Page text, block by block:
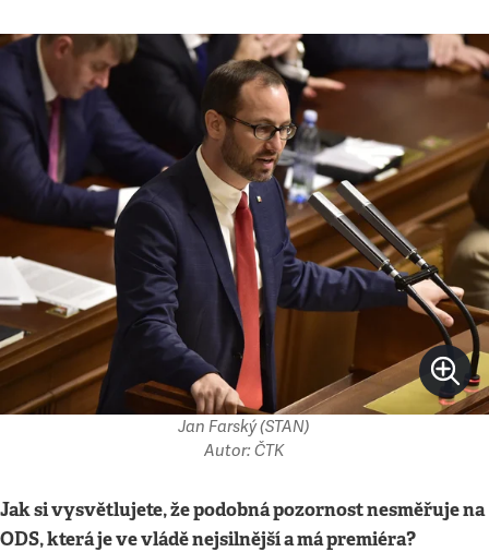
Jan Farský (STAN)
Autor: ČTK
Jak si vysvětlujete, že podobná pozornost nesměřuje na
ODS, která je ve vládě nejsilnější a má premiéra?